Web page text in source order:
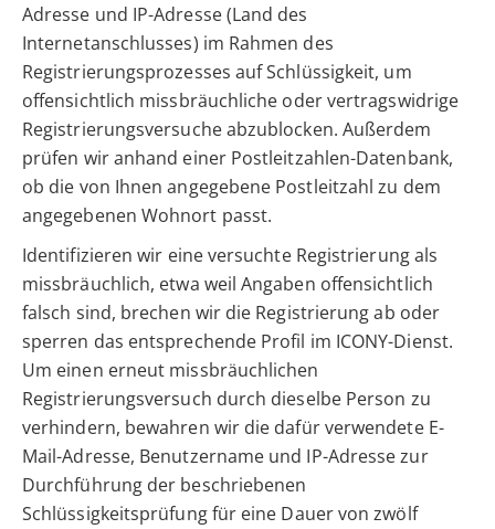
Adresse und IP-Adresse (Land des
Internetanschlusses) im Rahmen des
Registrierungsprozesses auf Schlüssigkeit, um
offensichtlich missbräuchliche oder vertragswidrige
Registrierungsversuche abzublocken. Außerdem
prüfen wir anhand einer Postleitzahlen-Datenbank,
ob die von Ihnen angegebene Postleitzahl zu dem
angegebenen Wohnort passt.
Identifizieren wir eine versuchte Registrierung als
missbräuchlich, etwa weil Angaben offensichtlich
falsch sind, brechen wir die Registrierung ab oder
sperren das entsprechende Profil im ICONY-Dienst.
Um einen erneut missbräuchlichen
Registrierungsversuch durch dieselbe Person zu
verhindern, bewahren wir die dafür verwendete E-
Mail-Adresse, Benutzername und IP-Adresse zur
Durchführung der beschriebenen
Schlüssigkeitsprüfung für eine Dauer von zwölf